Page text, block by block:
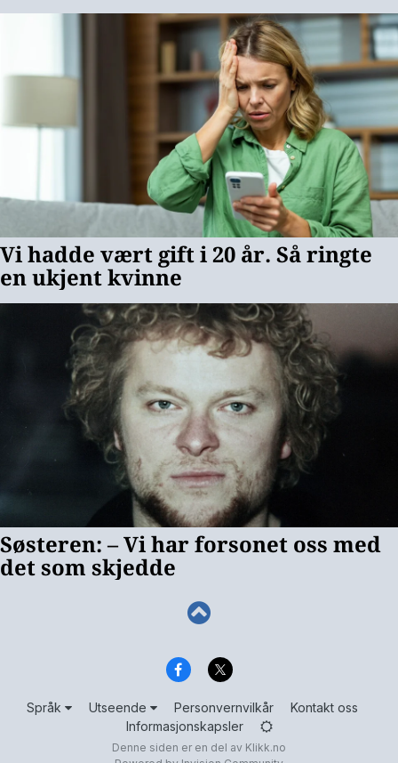
Språk Utseende Personvernvilkår
Kontakt oss
Informasjonskapsler
Denne siden er en del av Klikk.no